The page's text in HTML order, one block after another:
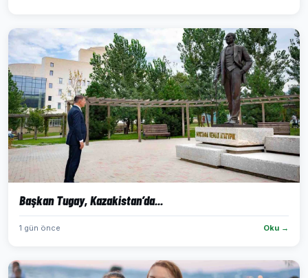
Başkan Tugay, Kazakistan’da...
1 gün önce Oku →